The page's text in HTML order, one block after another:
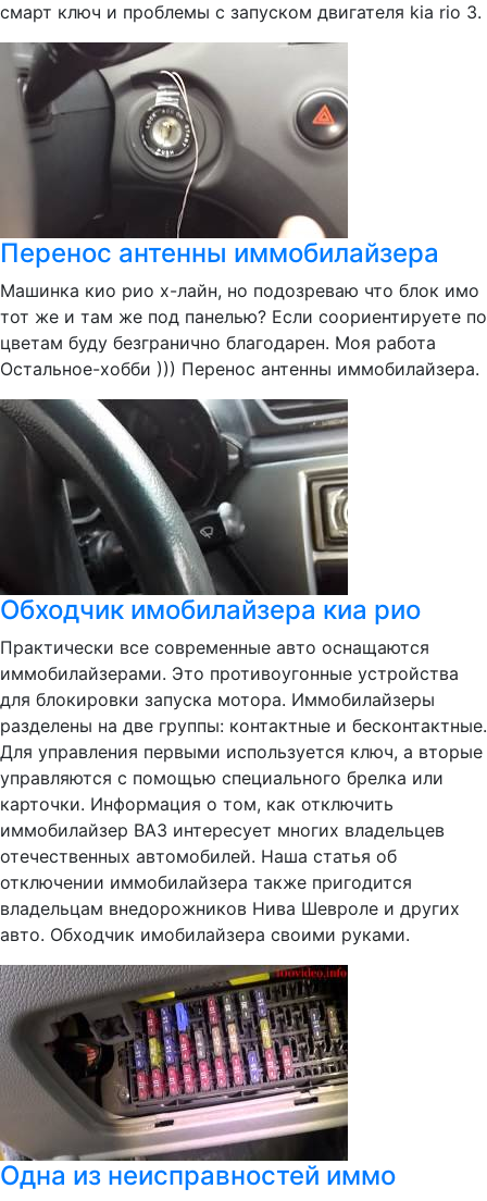
смарт ключ и проблемы с запуском двигателя kia rio 3.
Перенос антенны иммобилайзера
Машинка кио рио х-лайн, но подозреваю что блок имо
тот же и там же под панелью? Если соориентируете по
цветам буду безгранично благодарен. Моя работа
Остальное-хобби ))) Перенос антенны иммобилайзера.
Обходчик имобилайзера киа рио
Практически все современные авто оснащаются
иммобилайзерами. Это противоугонные устройства
для блокировки запуска мотора. Иммобилайзеры
разделены на две группы: контактные и бесконтактные.
Для управления первыми используется ключ, а вторые
управляются с помощью специального брелка или
карточки. Информация о том, как отключить
иммобилайзер ВАЗ интересует многих владельцев
отечественных автомобилей. Наша статья об
отключении иммобилайзера также пригодится
владельцам внедорожников Нива Шевроле и других
авто. Обходчик имобилайзера своими руками.
Одна из неисправностей иммо